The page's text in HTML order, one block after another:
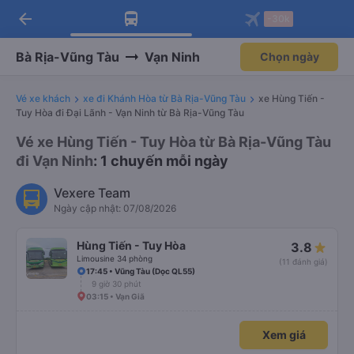
Tải app Vexere ngay!
Nhận ưu đãi thành viên độc
Mở app
Tải app Vexere
-30k/ghế khi đặt vé máy bay qua
Mở app
arrow_back
Bà Rịa-Vũng Tàu Vạn Ninh Chọn ngày
Vé xe khách xe đi Khánh Hòa từ Bà Rịa-Vũng Tàu
xe Hùng Tiến -
Tuy Hòa đi Đại Lãnh - Vạn Ninh từ Bà Rịa-Vũng Tàu
Vé xe Hùng Tiến - Tuy Hòa từ Bà Rịa-Vũng Tàu
đi Vạn Ninh: 1 chuyến mỗi ngày
Vexere Team
Ngày cập nhật: 07/08/2026
Hùng Tiến - Tuy Hòa
Limousine 34 phòng
3.8
(11 đánh giá)
17:45 • Vũng Tàu (Dọc QL55)
9 giờ 30 phút
03:15 • Vạn Giã
Xem giá